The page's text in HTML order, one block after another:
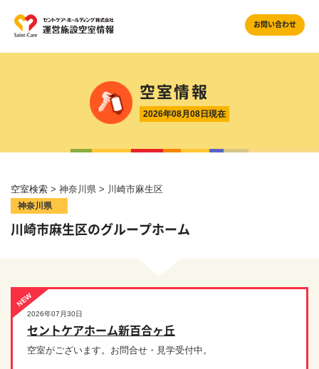
お問い合わせ
空室情報
2026年08月08日現在
空室検索 > 神奈川県 > 川崎市麻生区
神奈川県
川崎市麻生区のグループホーム
2026年07月30日
セントケアホーム新百合ヶ丘
空室がございます。お問合せ・見学受付中。
NEW